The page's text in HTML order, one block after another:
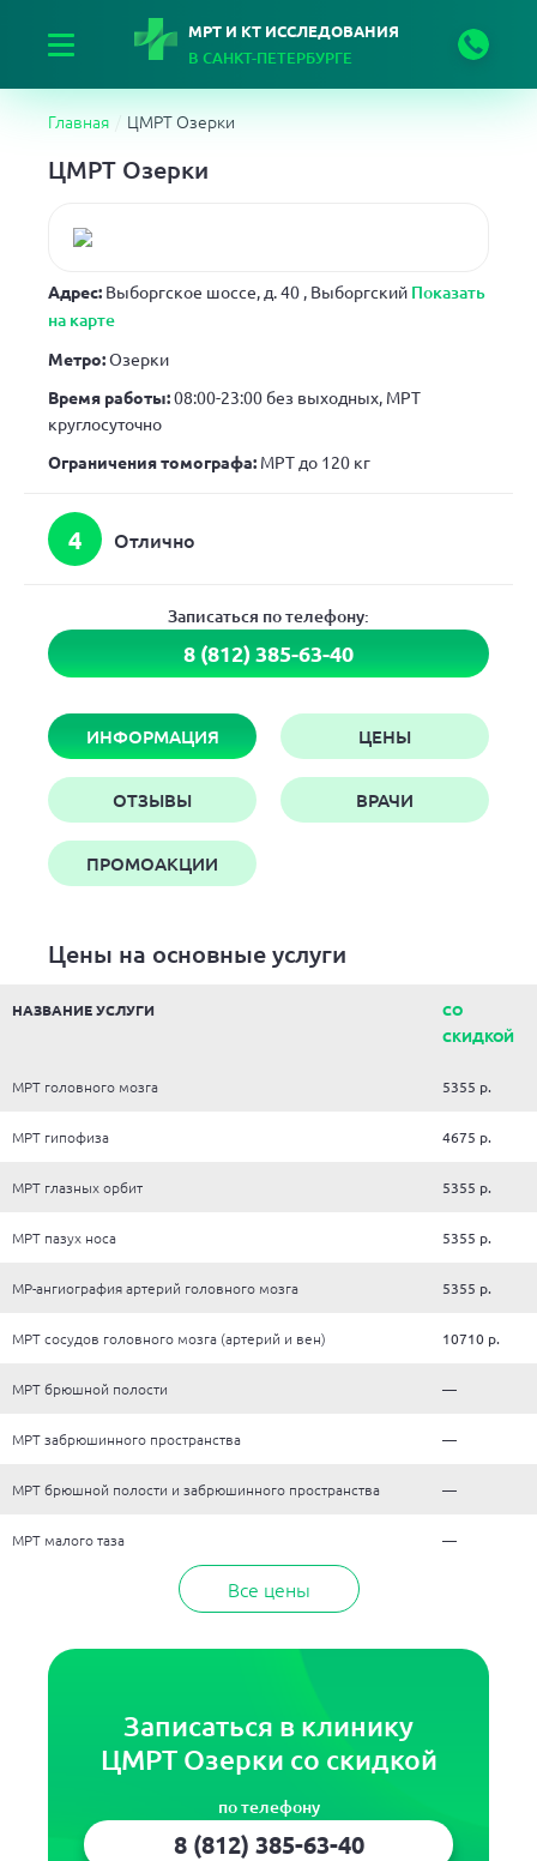
МРТ И КТ ИССЛЕДОВАНИЯ
В САНКТ-ПЕТЕРБУРГЕ
Главная ЦМРТ Озерки
ЦМРТ Озерки
Адрес: Выборгское шоссе, д. 40 , Выборгский Показать
на карте
Метро:Озерки
Время работы:08:00-23:00 без выходных, МРТ
круглосуточно
Ограничения томографа: МРТ до 120 кг
4 Отлично
Записаться по телефону:
8 (812) 385-63-40
ИНФОРМАЦИЯ ЦЕНЫ
ОТЗЫВЫ ВРАЧИ
ПРОМОАКЦИИ
Цены на основные услуги
НАЗВАНИЕ УСЛУГИ
СО
СКИДКОЙ
МРТ головного мозга 5355 р.
МРТ гипофиза 4675 р.
МРТ глазных орбит 5355 р.
МРТ пазух носа 5355 р.
МР-ангиография артерий головного мозга 5355 р.
МРТ сосудов головного мозга (артерий и вен) 10710 р.
МРТ брюшной полости —
МРТ забрюшинного пространства —
МРТ брюшной полости и забрюшинного пространства —
МРТ малого таза —
Все цены
Записаться в клинику
ЦМРТ Озерки со скидкой
по телефону
8 (812) 385-63-40